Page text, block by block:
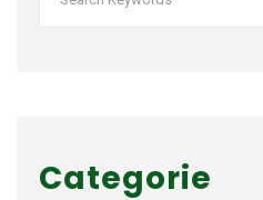
Categorie